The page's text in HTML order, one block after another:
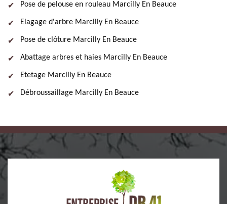
Pose de pelouse en rouleau Marcilly En Beauce
Elagage d'arbre Marcilly En Beauce
Pose de clôture Marcilly En Beauce
Abattage arbres et haies Marcilly En Beauce
Etetage Marcilly En Beauce
Débroussaillage Marcilly En Beauce